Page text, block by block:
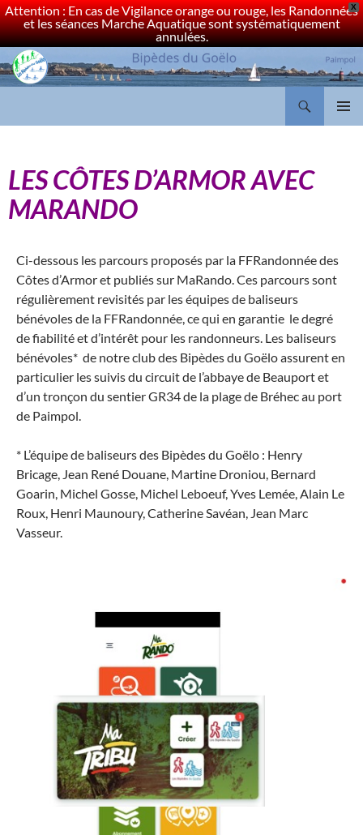
X
Attention : En cas de Vigilance orange ou rouge, les Randonnées
et les séances Marche Aquatique sont systématiquement
annulées.
LES CÔTES D’ARMOR AVEC
MARANDO
Ci-dessous les parcours proposés par la FFRandonnée des
Côtes d’Armor et publiés sur MaRando. Ces parcours sont
régulièrement revisités par les équipes de baliseurs
bénévoles de la FFRandonnée, ce qui en garantie le degré
de fiabilité et d’intérêt pour les randonneurs. Les baliseurs
bénévoles* de notre club des Bipèdes du Goëlo assurent en
particulier les suivis du circuit de l’abbaye de Beauport et
d’un tronçon du sentier GR34 de la plage de Bréhec au port
de Paimpol.
* L’équipe de baliseurs des Bipèdes du Goëlo : Henry
Bricage, Jean René Douane, Martine Droniou, Bernard
Goarin, Michel Gosse, Michel Leboeuf, Yves Lemée,Alain Le
Roux, Henri Maunoury, Catherine Savéan, Jean Marc
Vasseur.